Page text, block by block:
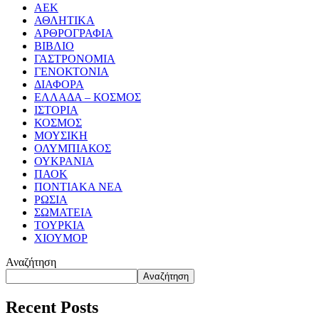
ΑΕΚ
ΑΘΛΗΤΙΚΑ
ΑΡΘΡΟΓΡΑΦΙΑ
ΒΙΒΛΙΟ
ΓΑΣΤΡΟΝΟΜΙΑ
ΓΕΝΟΚΤΟΝΙΑ
ΔΙΑΦΟΡΑ
ΕΛΛΑΔΑ – ΚΟΣΜΟΣ
ΙΣΤΟΡΙΑ
ΚΟΣΜΟΣ
ΜΟΥΣΙΚΗ
ΟΛΥΜΠΙΑΚΟΣ
ΟΥΚΡΑΝΙΑ
ΠΑΟΚ
ΠΟΝΤΙΑΚΑ ΝΕΑ
ΡΩΣΙΑ
ΣΩΜΑΤΕΙΑ
ΤΟΥΡΚΙΑ
ΧΙΟΥΜΟΡ
Αναζήτηση
Αναζήτηση
Recent Posts